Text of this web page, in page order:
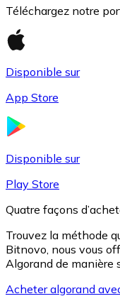
Téléchargez notre
Disponible sur
App Store
Disponible sur
Play Store
Quatre façons
Trouvez la méthode
Bitnovo, nous vous
Algorand de manière
Acheter algorand